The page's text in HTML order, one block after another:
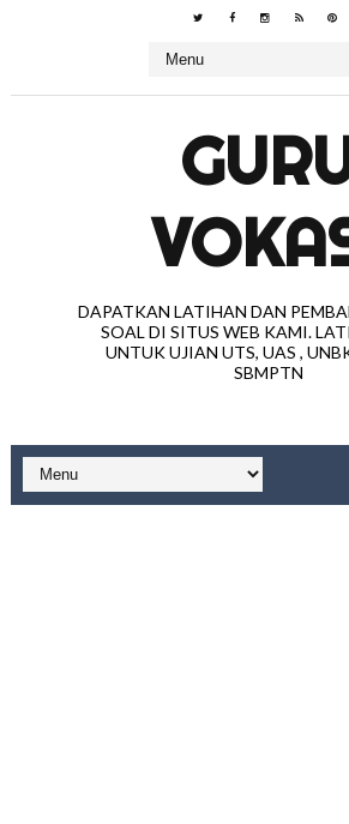
DAPATKAN LATIHAN DAN
SOAL DI SITUS WEB KAMI.
UNTUK UJIAN UTS, UAS ,
SBMPTN